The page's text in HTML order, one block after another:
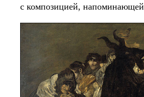
с композицией, напоминающей